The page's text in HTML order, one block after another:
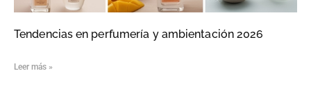
Tendencias en perfumería y ambientación 2026
Leer más »